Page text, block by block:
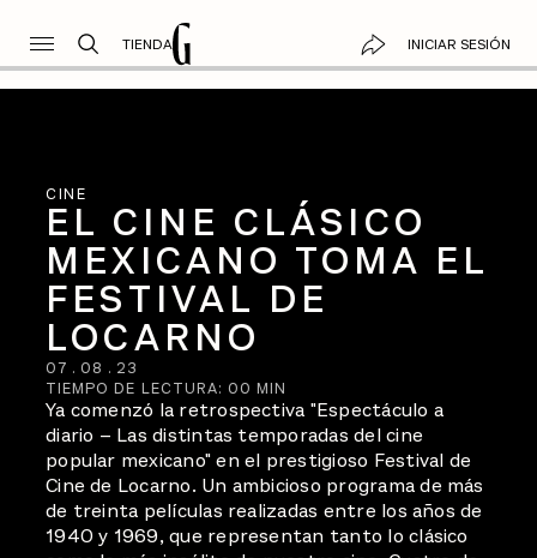
TIENDA INICIAR SESIÓN
CINE
EL CINE CLÁSICO
MEXICANO TOMA EL
FESTIVAL DE
LOCARNO
07 . 08 . 23
TIEMPO DE LECTURA: 00 MIN
Ya comenzó la retrospectiva "Espectáculo a
diario – Las distintas temporadas del cine
popular mexicano" en el prestigioso Festival de
Cine de Locarno. Un ambicioso programa de más
de treinta películas realizadas entre los años de
1940 y 1969, que representan tanto lo clásico